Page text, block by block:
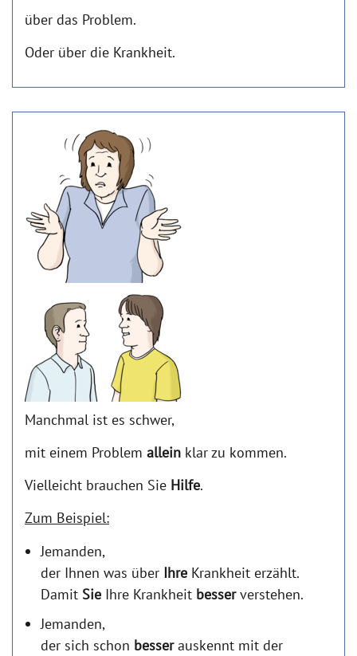
über das Problem.
Oder über die Krankheit.
Manchmal ist es schwer,
mit einem Problem allein klar zu kommen.
Vielleicht brauchen Sie Hilfe.
Zum Beispiel:
Jemanden,
der Ihnen was über Ihre Krankheit erzählt.
Damit Sie Ihre Krankheit besserverstehen.
Jemanden,
der sich schon besserauskennt mit der